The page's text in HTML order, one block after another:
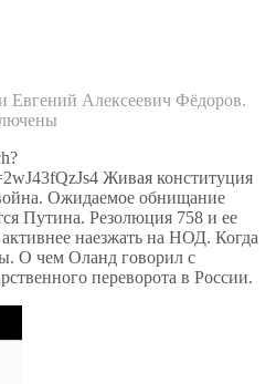
Евгений Алексеевич Фёдоров.
Живая конституция
Ожидаемое обнищание
Путина. Резолюция 758 и ее
наезжать на НОД. Когда
О чем Оланд говорил с
переворота в России.